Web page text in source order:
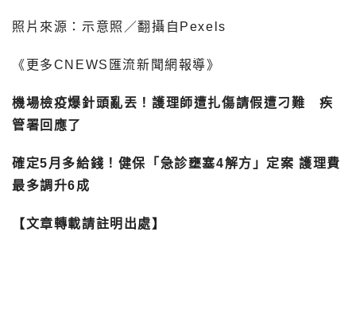
照片來源：示意照／翻攝自Pexels
《更多CNEWS匯流新聞網報導》
機場檢疫爆針頭亂丟！護理師遭扎傷請假遭刁難 疾
管署回應了
確定5月多給錢！健保「急診壅塞4解方」定案 護理費
最多調升6成
【文章轉載請註明出處】